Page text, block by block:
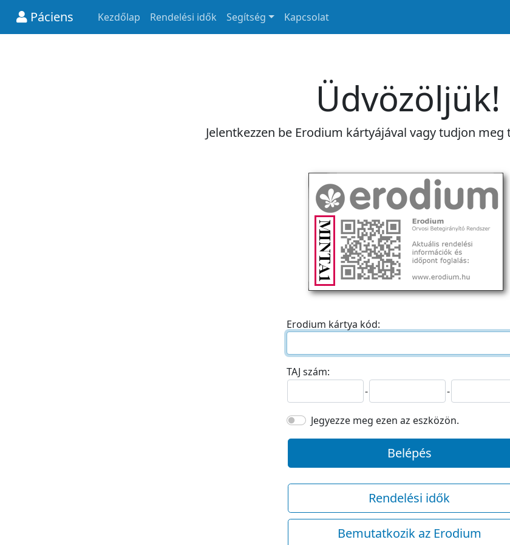
Páciens Kezdőlap Rendelési idők Segítség Kapcsolat
Üdvözöljük!
Jelentkezzen be Erodium kártyájával vagy tudjon
Erodium kártya kód:
TAJ szám:
-
-
Jegyezze meg ezen az eszközön.
Belépés
Rendelési idők
Bemutatkozik az Erodium